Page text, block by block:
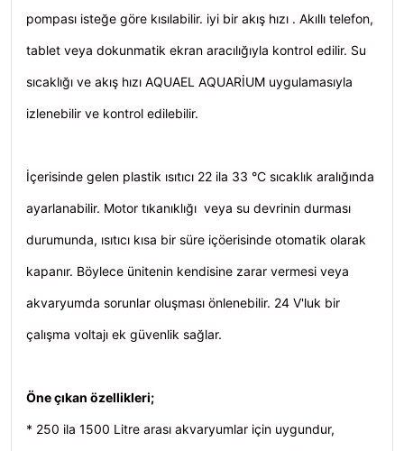
pompası isteğe göre kısılabilir. iyi bir akış hızı . Akıllı telefon,
tablet veya dokunmatik ekran aracılığıyla kontrol edilir. Su
sıcaklığı ve akış hızı AQUAEL AQUARİUM uygulamasıyla
izlenebilir ve kontrol edilebilir.
İçerisinde gelen plastik ısıtıcı 22 ila 33 °C sıcaklık aralığında
ayarlanabilir. Motor tıkanıklığı veya su devrinin durması
durumunda, ısıtıcı kısa bir süre içöerisinde otomatik olarak
kapanır. Böylece ünitenin kendisine zarar vermesi veya
akvaryumda sorunlar oluşması önlenebilir. 24 V'luk bir
çalışma voltajı ek güvenlik sağlar.
Öne çıkan özellikleri;
* 250 ila 1500 Litre arası akvaryumlar için uygundur,